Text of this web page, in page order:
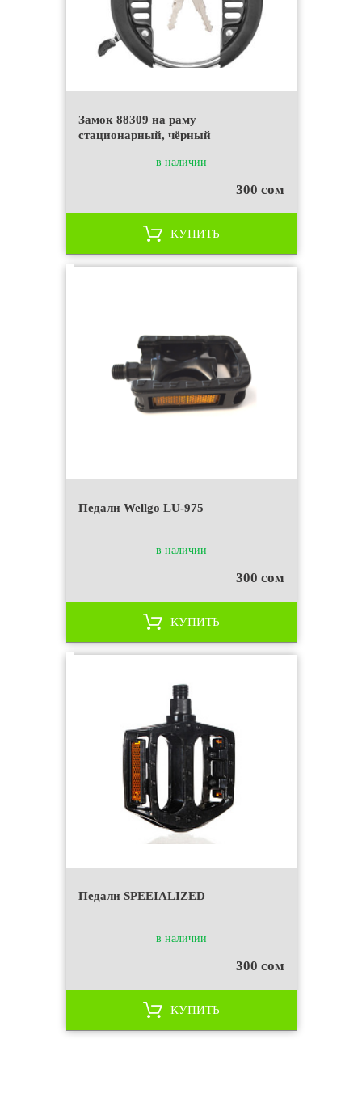
Замок 88309 на раму
стационарный, чёрный
в наличии
300 сом
КУПИТЬ
Педали Wellgo LU-975
в наличии
300 сом
КУПИТЬ
Педали SPEEIALIZED
в наличии
300 сом
КУПИТЬ